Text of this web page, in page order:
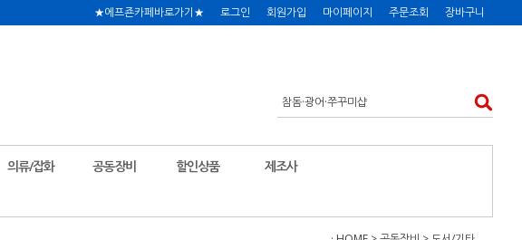
★에프죤카페바로가기★ 로그인 회원가입 마이페이지 주문조회 장바구니
의류/잡화 공동장비 할인상품 제조사